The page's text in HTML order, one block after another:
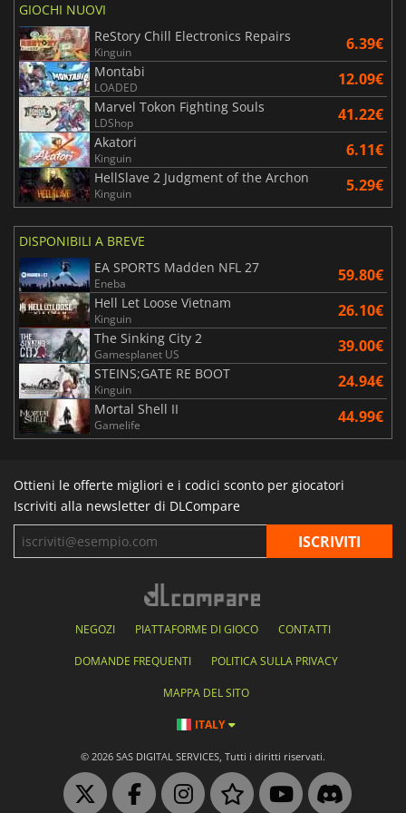
GIOCHI NUOVI
ReStory Chill Electronics Repairs
Kinguin 6.39€
Montabi
LOADED 12.09€
Marvel Tokon Fighting Souls
LDShop 41.22€
Akatori
Kinguin 6.11€
HellSlave 2 Judgment of the Archon
Kinguin 5.29€
DISPONIBILI A BREVE
EA SPORTS Madden NFL 27
Eneba 59.80€
Hell Let Loose Vietnam
Kinguin 26.10€
The Sinking City 2
Gamesplanet US 39.00€
STEINS;GATE RE BOOT
Kinguin 24.94€
Mortal Shell II
Gamelife 44.99€
Ottieni le offerte migliori e i codici sconto per giocatori
Iscriviti alla newsletter di DLCompare
NEGOZI PIATTAFORME DI GIOCO CONTATTI
DOMANDE FREQUENTI POLITICA SULLA PRIVACY
MAPPA DEL SITO
ITALY
© 2026 SAS DIGITAL SERVICES, Tutti i diritti riservati.